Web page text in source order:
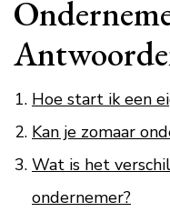
Hoe start ik een
Kan je zomaar
Wat is het
ondernemer?